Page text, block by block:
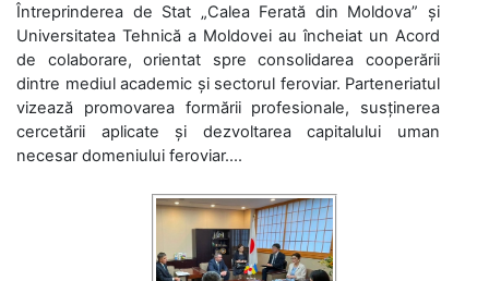
Întreprinderea de Stat „Calea Ferată din Moldova” și
Universitatea Tehnică a Moldovei au încheiat un Acord
de colaborare, orientat spre consolidarea cooperării
dintre mediul academic și sectorul feroviar. Parteneriatul
vizează promovarea formării profesionale, susținerea
cercetării aplicate și dezvoltarea capitalului uman
necesar domeniului feroviar....